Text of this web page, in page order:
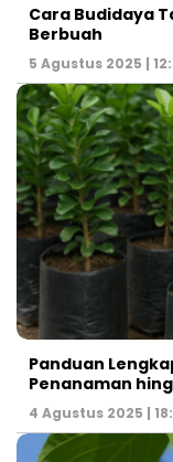
Cara Budidaya
Berbuah
5 Agustus 2025 |
Panduan
Penanaman
4 Agustus 2025 |